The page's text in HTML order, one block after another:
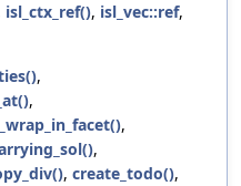
isl_ctx_ref(), isl_vec::ref,
,
,
,
,
, create_todo(),